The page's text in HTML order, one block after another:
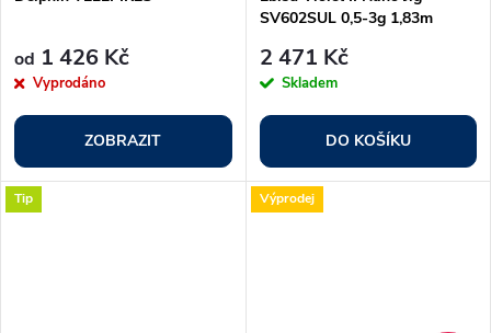
od 1 426 Kč
Vyprodáno
ZOBRAZIT
SV602SUL 0,5-3g 1,83m
2 471 Kč
Skladem
DO KOŠÍKU
Tip Výprodej